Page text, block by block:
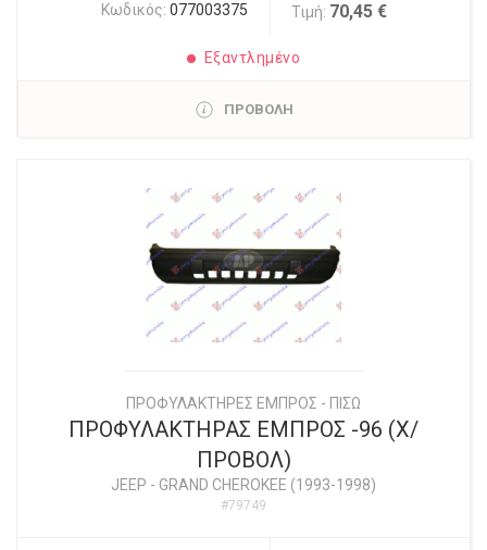
Κωδικός: 077003375 Τιμή: 70,45 €
Εξαντλημένο
ΠΡΟΒΟΛΗ
ΠΡΟΦΥΛΑΚΤΗΡΕΣ ΕΜΠΡΟΣ - ΠΙΣΩ
ΠΡΟΦΥΛΑΚΤΗΡΑΣ ΕΜΠΡΟΣ -96 (Χ/
ΠΡΟΒΟΛ)
JEEP - GRAND CHEROKEE (1993-1998)
#79749